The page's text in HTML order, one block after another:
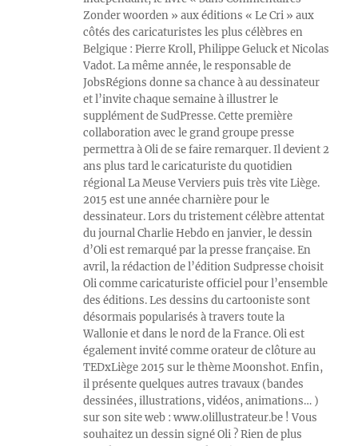
Zonder woorden » aux éditions « Le Cri » aux
côtés des caricaturistes les plus célèbres en
Belgique : Pierre Kroll, Philippe Geluck et Nicolas
Vadot. La même année, le responsable de
JobsRégions donne sa chance à au dessinateur
et l’invite chaque semaine à illustrer le
supplément de SudPresse. Cette première
collaboration avec le grand groupe presse
permettra à Oli de se faire remarquer. Il devient 2
ans plus tard le caricaturiste du quotidien
régional La Meuse Verviers puis très vite Liège.
2015 est une année charnière pour le
dessinateur. Lors du tristement célèbre attentat
du journal Charlie Hebdo en janvier, le dessin
d’Oli est remarqué par la presse française. En
avril, la rédaction de l’édition Sudpresse choisit
Oli comme caricaturiste officiel pour l’ensemble
des éditions. Les dessins du cartooniste sont
désormais popularisés à travers toute la
Wallonie et dans le nord de la France. Oli est
également invité comme orateur de clôture au
TEDxLiège 2015 sur le thème Moonshot. Enfin,
il présente quelques autres travaux (bandes
dessinées, illustrations, vidéos, animations… )
sur son site web : www.olillustrateur.be ! Vous
souhaitez un dessin signé Oli ? Rien de plus